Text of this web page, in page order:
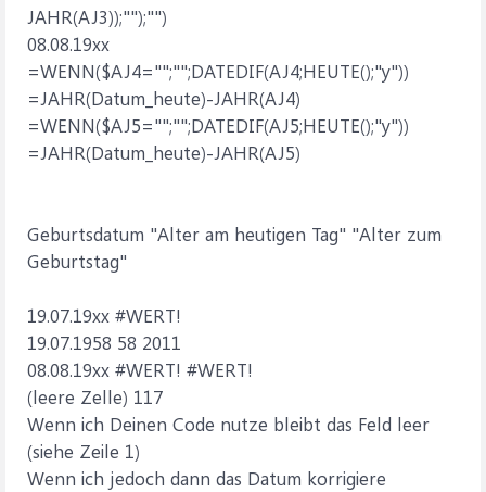
JAHR(AJ3));"");"")
08.08.19xx
=WENN($AJ4="";"";DATEDIF(AJ4;HEUTE();"y"))
=JAHR(Datum_heute)-JAHR(AJ4)
=WENN($AJ5="";"";DATEDIF(AJ5;HEUTE();"y"))
=JAHR(Datum_heute)-JAHR(AJ5)
Geburtsdatum "Alter am heutigen Tag" "Alter zum
Geburtstag"
19.07.19xx #WERT!
19.07.1958 58 2011
08.08.19xx #WERT! #WERT!
(leere Zelle) 117
Wenn ich Deinen Code nutze bleibt das Feld leer
(siehe Zeile 1)
Wenn ich jedoch dann das Datum korrigiere